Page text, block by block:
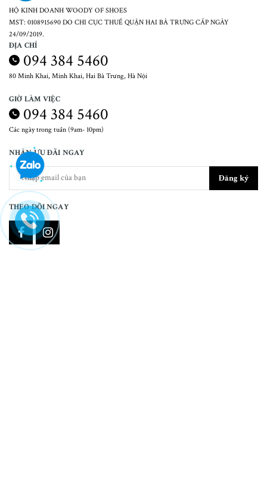
HỘ KINH DOANH WOODY OF SHOES
MST: 0108915690 DO CHI CỤC THUẾ QUẬN HAI BÀ TRƯNG CẤP NGÀY
24/09/2019.
ĐỊA CHỈ
094 384 5460
80 Minh Khai, Minh Khai, Hai Bà Trưng, Hà Nội
GIỜ LÀM VIỆC
094 384 5460
Các ngày trong tuần (9am- 10pm)
NHẬN ƯU ĐÃI NGAY
Đăng ký
THEO DÕI NGAY